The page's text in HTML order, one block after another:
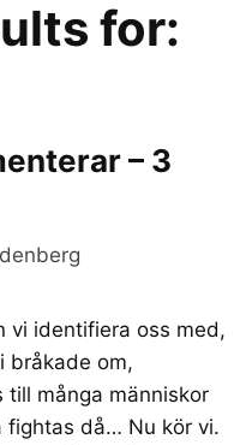
for:
– 3
vi identifiera oss med,
bråkade om,
till många människor
fightas då… Nu kör vi.